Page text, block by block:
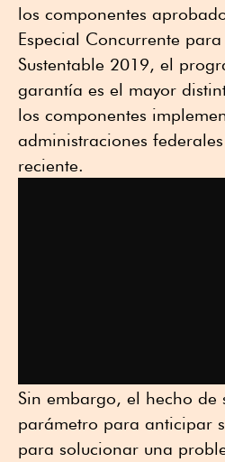
los componentes
Especial Concurrente
Sustentable 2019, el
garantía es el mayor
los componentes
administraciones
reciente.
Sin embargo, el hecho de
parámetro para anticipar
para solucionar una